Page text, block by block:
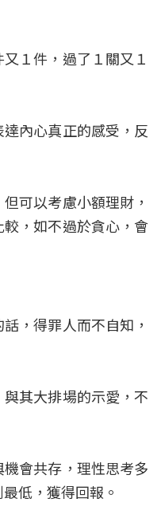
１件，過了１關又１
內心真正的感受，反
可以考慮小額理財，
，如不過於貪心，會
，得罪人而不自知，
其大排場的示愛，不
會共存，理性思考多
低，獲得回報。